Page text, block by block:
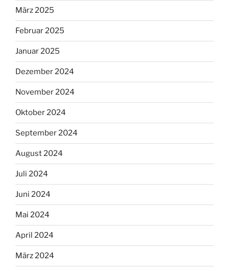
März 2025
Februar 2025
Januar 2025
Dezember 2024
November 2024
Oktober 2024
September 2024
August 2024
Juli 2024
Juni 2024
Mai 2024
April 2024
März 2024